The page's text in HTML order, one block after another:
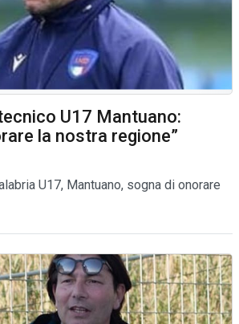
U17 Mantuano:
la nostra regione”
U17, Mantuano, sogna di onorare